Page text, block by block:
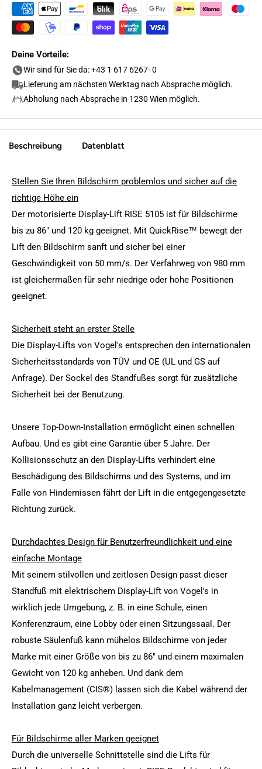
Deine Vorteile:
Wir sind für Sie da: +43 1 617 6267- 0
Lieferung am nächsten Werktag nach Absprache möglich.
Abholung nach Absprache in 1230 Wien möglich.
Beschreibung Datenblatt
Stellen Sie Ihren Bildschirm problemlos und sicher auf die
richtige Höhe ein
Der motorisierte Display-Lift RISE 5105 ist für Bildschirme
bis zu 86" und 120 kg geeignet. Mit QuickRise™ bewegt der
Lift den Bildschirm sanft und sicher bei einer
Geschwindigkeit von 50 mm/s. Der Verfahrweg von 980 mm
ist gleichermaßen für sehr niedrige oder hohe Positionen
geeignet.
Sicherheit steht an erster Stelle
Die Display-Lifts von Vogel's entsprechen den internationalen
Sicherheitsstandards von TÜV und CE (UL und GS auf
Anfrage). Der Sockel des Standfußes sorgt für zusätzliche
Sicherheit bei der Benutzung.
Unsere Top-Down-Installation ermöglicht einen schnellen
Aufbau. Und es gibt eine Garantie über 5 Jahre. Der
Kollisionsschutz an den Display-Lifts verhindert eine
Beschädigung des Bildschirms und des Systems, und im
Falle von Hindernissen fährt der Lift in die entgegengesetzte
Richtung zurück.
Durchdachtes Design für Benutzerfreundlichkeit und eine
einfache Montage
Mit seinem stilvollen und zeitlosen Design passt dieser
Standfuß mit elektrischem Display-Lift von Vogel's in
wirklich jede Umgebung, z. B. in eine Schule, einen
Konferenzraum, eine Lobby oder einen Sitzungssaal. Der
robuste Säulenfuß kann mühelos Bildschirme von jeder
Marke mit einer Größe von bis zu 86" und einem maximalen
Gewicht von 120 kg anheben. Und dank dem
Kabelmanagement (CIS®) lassen sich die Kabel während der
Installation ganz leicht verbergen.
Für Bildschirme aller Marken geeignet
Durch die universelle Schnittstelle sind die Lifts für